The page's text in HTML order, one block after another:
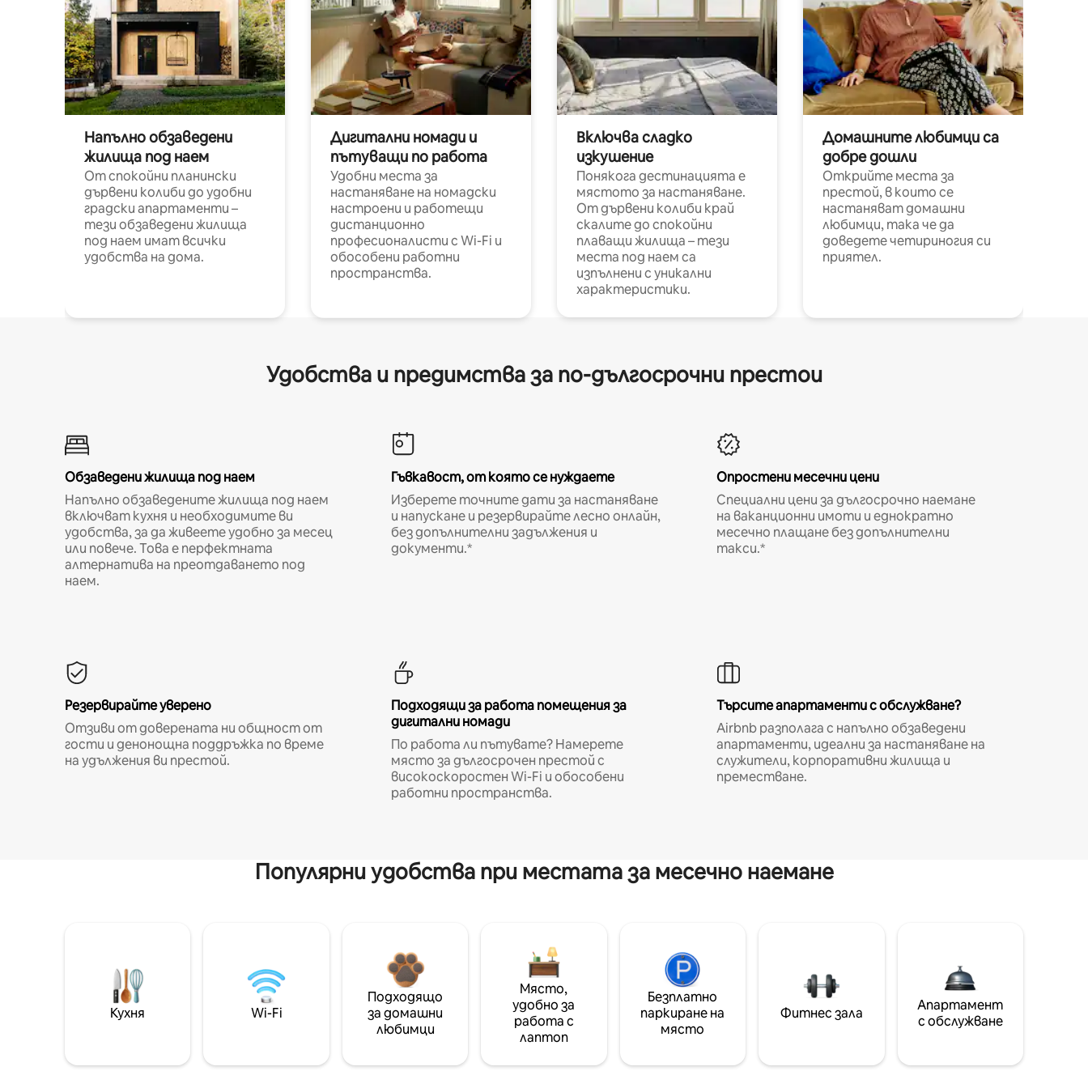
Напълно обзаведени
жилища под наем
От спокойни планински
дървени колиби до удобни
градски апартаменти –
тези обзаведени жилища
под наем имат всички
удобства на дома.
Дигитални номади и
пътуващи по работа
Удобни места за
настаняване на номадски
настроени и работещи
дистанционно
професионалисти с Wi-Fi и
обособени работни
пространства.
Включва сладко
изкушение
Понякога дестинацията е
мястото за настаняване.
От дървени колиби край
скалите до спокойни
плаващи жилища – тези
места под наем са
изпълнени с уникални
характеристики.
Домашните любимци са
добре дошли
Открийте места за
престой, в които се
настаняват домашни
любимци, така че да
доведете четириногия си
приятел.
Удобства и предимства за по-дългосрочни престои
Обзаведени жилища под наем
Напълно обзаведените жилища под наем
включват кухня и необходимите ви
удобства, за да живеете удобно за месец
или повече. Това е перфектната
алтернатива на преотдаването под
наем.
Гъвкавост, от която се нуждаете
Изберете точните дати за настаняване
и напускане и резервирайте лесно онлайн,
без допълнителни задължения и
документи.*
Опростени месечни цени
Специални цени за дългосрочно наемане
на ваканционни имоти и еднократно
месечно плащане без допълнителни
такси.*
Резервирайте уверено
Отзиви от доверената ни общност от
гости и денонощна поддръжка по време
на удължения ви престой.
Подходящи за работа помещения за
дигитални номади
По работа ли пътувате? Намерете
място за дългосрочен престой с
високоскоростен Wi-Fi и обособени
работни пространства.
Търсите апартаменти с обслужване?
Airbnb разполага с напълно обзаведени
апартаменти, идеални за настаняване на
служители, корпоративни жилища и
преместване.
Популярни удобства при местата за месечно наемане
Кухня Wi-Fi
Подходящо
за домашни
любимци
Място,
удобно за
работа с
лаптоп
Безплатно
паркиране на
място
Фитнес зала
Апартамент
с обслужване